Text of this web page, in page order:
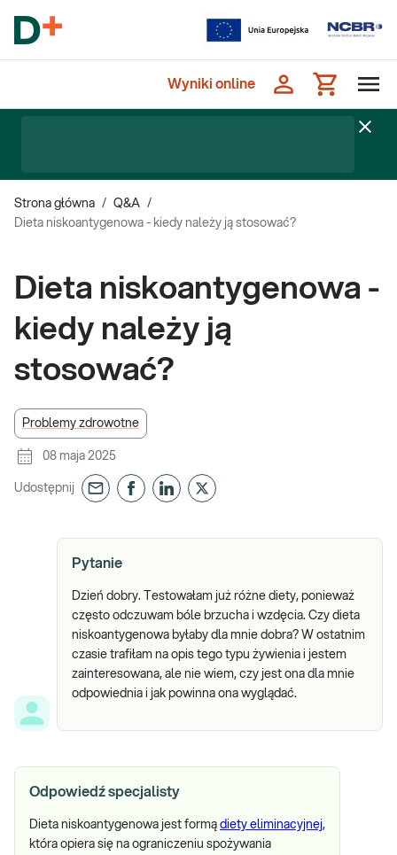
Wyniki online
Strona główna / Q&A /
Dieta niskoantygenowa - kiedy należy ją stosować?
Dieta niskoantygenowa -
kiedy należy ją
stosować?
Problemy zdrowotne
08 maja 2025
Udostępnij
Pytanie
Dzień dobry. Testowałam już różne diety, ponieważ
często odczuwam bóle brzucha i wzdęcia. Czy dieta
niskoantygenowa byłaby dla mnie dobra? W ostatnim
czasie trafiłam na opis tego typu żywienia i jestem
zainteresowana, ale nie wiem, czy jest ona dla mnie
odpowiednia i jak powinna ona wyglądać.
Odpowiedź specjalisty
Dieta niskoantygenowa jest formą diety eliminacyjnej,
która opiera się na ograniczeniu spożywania